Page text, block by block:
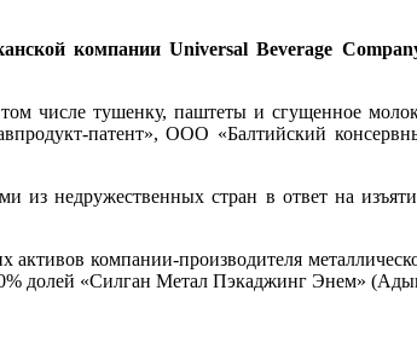
компании Universal Beverage
числе тушенку, паштеты и сгущенное
патент», ООО «Балтийский
из недружественных стран в ответ на
активов компании-производителя
долей «Силган Метал Пэкаджинг Энем»